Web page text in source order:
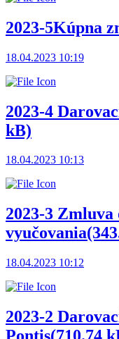
2023-5Kúpna
18.04.2023 10:19
2023-4
kB)
18.04.2023 10:13
2023-3
vyučovania
18.04.2023 10:12
2023-2